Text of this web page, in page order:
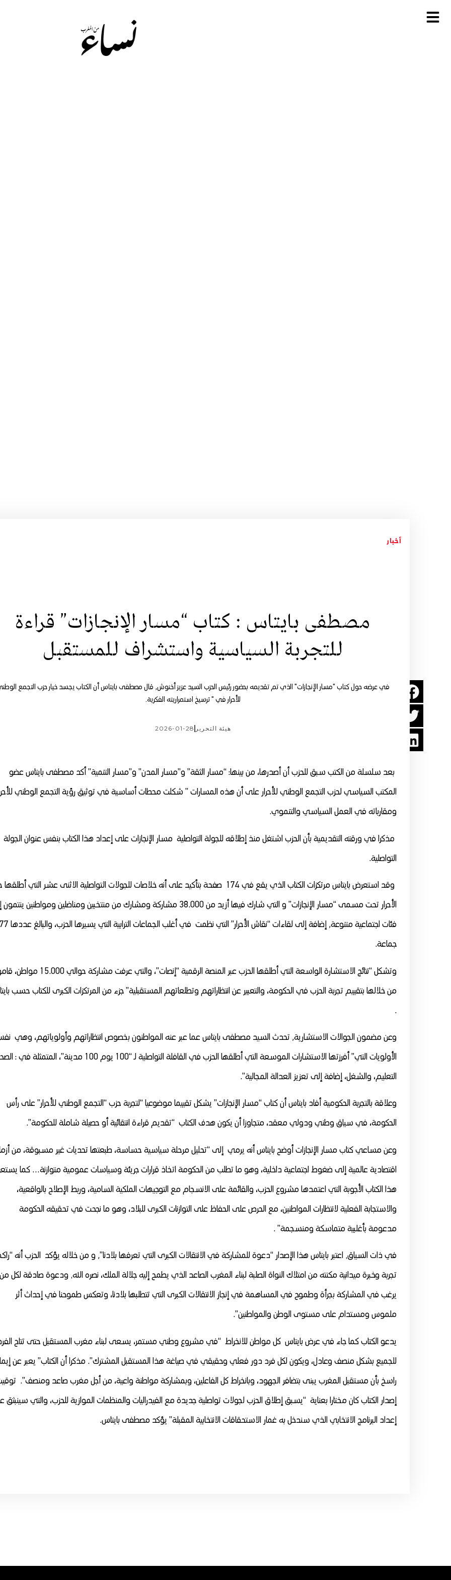
أخبار
مصطفى بايتاس : كتاب “مسار الإنجازات” قراءة
للتجربة السياسية واستشراف للمستقبل
في عرضه حول كتاب "مسار الإنجازات" الذي تم تقديمه بحضور رئيس الحزب السيد عزيز أخنوش٬ قال مصطفى بايتاس أن الكتاب يجسد خيار حزب التجمع
للأحرار في " ترسيخ استمراريته الفكرية.
هيئة التحرير 2026-01-28
بعد سلسلة من الكتب سبق للحزب أن أصدرها، من بينها: “مسار الثقة” و”مسار المدن” و”مسار التنمية” أكد مصطفى بايتاس عضو
المكتب السياسي لحزب التجمع الوطني للأحرار على أن هذه المسارات ” شكلت محطات أساسية في توثيق رؤية التجمع الوطني
ومقارباته في العمل السياسي والتنموي.
مذكرا في ورقته التقديمية بأن الحزب اشتغل منذ إطلاقه للجولة التواصلية مسار الإنجازات على إعداد هذا الكتاب بنفس عنوان الجولة
التواصلية.
وقد استعرض بايتاس مرتكزات الكتاب الذي يقع في 174 صفحة بتأكيد على أنه خلاصات للجولات الـتواصلية الاثنى عشر التي
الأحرار تحت مسمى “مسار الإنجازات” و التي شارك فيها أزيد من 38.000 مشاركة ومشارك من منتخبين ومناضلين ومواطنين
فئات اجتماعية متنوعة٬ إضافة إلى لقاءات “نقاش الأحرار” التي نظمت في أغلب الجماعات الترابية التي يسيرها الحزب، والبالغ عددها 77
جماعة.
وتشكل “نتائج الاستشارة الواسعة التي أطلقها الحزب عبر المنصة الرقمية “إنصات”، والتي عرفت مشاركة حوالي
من خلالها بتقييم تجربة الحزب في الحكومة، والتعبير عن انتظاراتهم وتطلعاتهم المستقبلية” جزء من المرتكزات الكبرى للكتاب حسب
.
وعن مضمون الجوالات الاستشارية٬ تحدث السيد مصطفى بايتاس عما عبر عنه المواطنون بخصوص انتظاراتهم وأولوياتهم، وهي
الأولويات التي” أفرزتها الاستشارات الموسعة التي أطلقها الحزب في القافلة التواصلية لـ “100 يوم 100 مدينة”،
التعليم، والشغل، إضافة إلى تعزيز العدالة المجالية”.
وعلاقة بالتجربة الحكومية أفاد بايتاس أن كتاب “مسار الإنجازات” يشكل تقييما موضوعيا “لتجربة حزب “التجمع الوطني للأحرار” على رأس
الحكومة، في سياق وطني ودولي معقد، متجاوزا أن يكون هدف الكتاب “تقديم قراءة انتقائية أو حصيلة شاملة للحكومة”.
وعن مساعي كتاب مسار الإنجازات أوضح بايتاس أنه يرمي إلى “تحليل مرحلة سياسية حساسة، طبعتها تحديات غير مسبوقة، من
اقتصادية عالمية إلى ضغوط اجتماعية داخلية، وهو ما تطلب من الحكومة اتخاذ قرارات جريئة وسياسات عمومية متوازنة… كما
هذا الكتاب الأجوبة التي اعتمدها مشروع الحزب، والقائمة على الانسجام مع التوجيهات الملكية السامية، وربط الإصلاح بالواقعية،
والاستجابة الفعلية لانتظارات المواطنين، مع الحرص على الحفاظ على التوازنات الكبرى للبلاد، وهو ما نجحت في تحقيقه الحكومة
مدعومة بأغلبية متماسكة ومنسجمة” .
في ذات السياق٫ اعتبر بايتاس هذا الإصدار “دعوة للمشاركة في الانتقالات الكبرى التي تعرفها بلادنا”٬ و من خلاله يؤكد الحزب
تجربة وخبرة ميدانية مكنته من امتلاك النواة الصلبة لبناء المغرب الصاعد الذي يطمح إليه جلالة الملك، نصره الله٫ ودعوة صادقة لكل من
يرغب في المشاركة بجرأة وطموح في المساهمة في إنجاز الانتقالات الكبرى التي تتطلبها بلادنا، وتعكس طموحنا في إحداث أثر
ملموس ومستدام على مستوى الوطن والمواطنين”.
يدعو الكتاب كما جاء في عرض بايتاس كل مواطن للانخراط “في مشروع وطني مستمر، يسعى لبناء مغرب المستقبل حتى تتاح
للجميع بشكل منصف وعادل، ويكون لكل فرد دور فعلي وحقيقي في صياغة هذا المستقبل المشترك”. مذكرا أن الكتاب” يعبر عن
راسخ بأن مستقبل المغرب يبنى بتضافر الجهود، وبانخراط كل الفاعلين، وبمشاركة مواطنة واعية، من أجل مغرب صاعد ومنصف”.
إصدار الكتاب كان مختارا بعناية “يسبق إطلاق الحزب لجولات تواصلية جديدة مع الفيدراليات والمنظمات الموازية للحزب، والتي سينبثق
إعداد البرنامج الانتخابي الذي سندخل به غمار الاستحقاقات الانتخابية المقبلة” يؤكد مصطفى بايتاس.